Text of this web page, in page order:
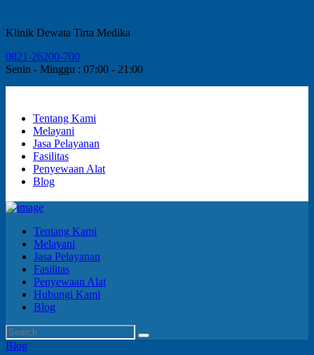
Klinik Dewata Tirta Medika
0821-26200-700
Senin - Minggu : 07:00 - 21:00
Tentang Kami
Melayani
Jasa Pelayanan
Fasilitas
Penyewaan Alat
Blog
Tentang Kami
Melayani
Jasa Pelayanan
Fasilitas
Penyewaan Alat
Hubungi Kami
Blog
Blog